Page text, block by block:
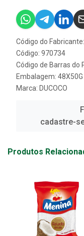
Código do
Código: 970734
Código de Barras do
Embalagem: 48X50G
Marca: DUCOCO
cadastre-
Produtos